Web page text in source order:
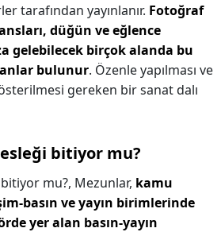
tarafından yayınlanır. Fotoğraf
düğün ve eğlence
gelebilecek birçok alanda bu
bulunur. Özenle yapılması ve
gereken bir sanat dalı
bitiyor mu?
mu?, Mezunlar, kamu
basın ve yayın birimlerinde
yer alan basın-yayın